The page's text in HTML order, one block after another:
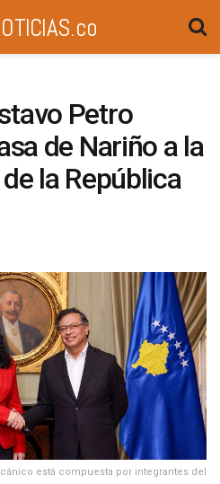
Petro
de Nariño a la
la República
está compuesta por integrantes del